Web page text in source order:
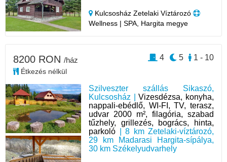
Kulcsosház Zetelaki Víztározó
Wellness | SPA, Hargita megye
Szilveszter szállás Sikaszó,
Kulcsosház |Vizesdézsa, konyha,
nappali-ebédlő, WI-FI, TV, terasz,
udvar 2000 m², filagória, szabad
tűzhely, grillezés, bogrács, hinta,
parkoló | 8 km Zetelaki-víztározó,
29 km Madarasi Hargita-sípálya,
30 km Székelyudvarhely
8200 RON /ház
Étkezés nélkül
1 - 10
5
4